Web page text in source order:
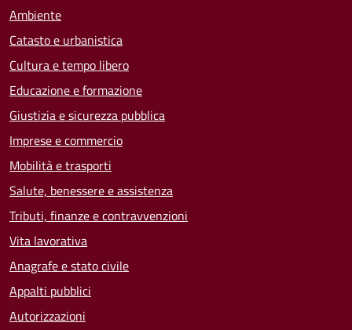
Ambiente
Catasto e urbanistica
Cultura e tempo libero
Educazione e formazione
Giustizia e sicurezza pubblica
Imprese e commercio
Mobilità e trasporti
Salute, benessere e assistenza
Tributi, finanze e contravvenzioni
Vita lavorativa
Anagrafe e stato civile
Appalti pubblici
Autorizzazioni